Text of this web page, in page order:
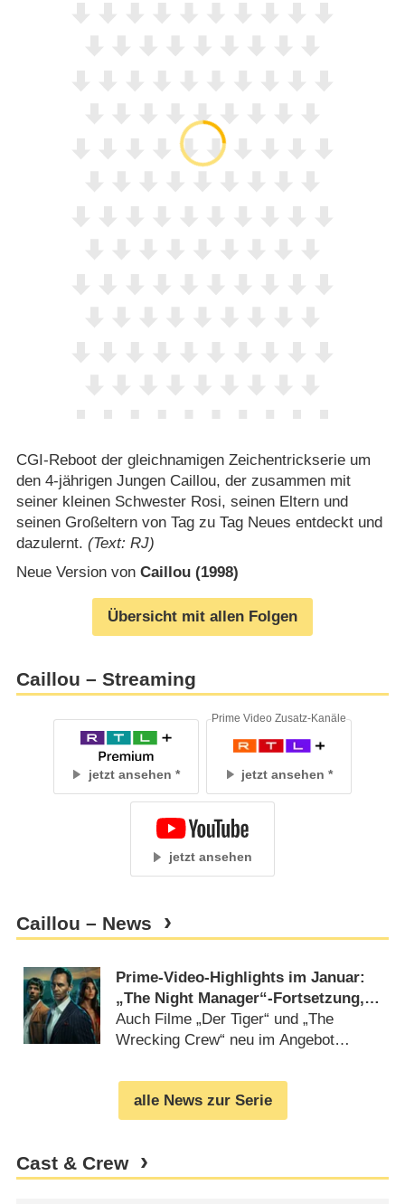
CGI-Reboot der gleichnamigen Zeichentrickserie um
den 4-jährigen Jungen Caillou, der zusammen mit
seiner kleinen Schwester Rosi, seinen Eltern und
seinen Großeltern von Tag zu Tag Neues entdeckt und
dazulernt. (Text: RJ)
Neue Version von Caillou (1998)
Übersicht mit allen Folgen
Caillou – Streaming
jetzt ansehen jetzt ansehen
Prime Video Zusatz-Kanäle
jetzt ansehen
Caillou – News
Prime-Video-Highlights im Januar:
„The Night Manager“-Fortsetzung,
„Steal“ und „Yes or No Games“
Auch Filme „Der Tiger“ und „The
Wrecking Crew“ neu im Angebot
alle News zur Serie
Cast & Crew